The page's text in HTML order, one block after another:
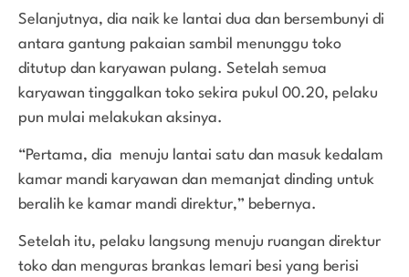
Selanjutnya, dia naik ke lantai dua dan bersembunyi di
antara gantung pakaian sambil menunggu toko
ditutup dan karyawan pulang. Setelah semua
karyawan tinggalkan toko sekira pukul 00.20, pelaku
pun mulai melakukan aksinya.
“Pertama, dia menuju lantai satu dan masuk kedalam
kamar mandi karyawan dan memanjat dinding untuk
beralih ke kamar mandi direktur,” bebernya.
Setelah itu, pelaku langsung menuju ruangan direktur
toko dan menguras brankas lemari besi yang berisi